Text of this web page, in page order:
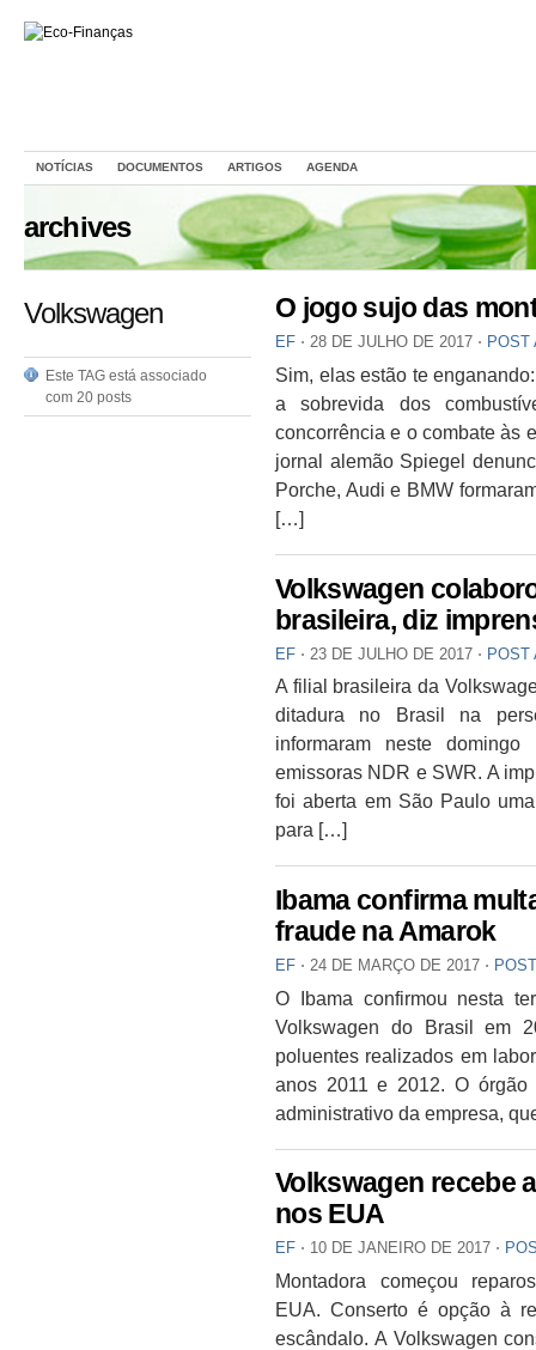
NOTÍCIAS DOCUMENTOS ARTIGOS AGENDA
archives
Volkswagen
Este TAG está associado
com 20 posts
O jogo sujo das
EF ⋅ 28 DE JULHO DE 2017 ⋅ POST
Sim, elas estão te
a sobrevida dos
concorrência e o combate às
jornal alemão Spiegel
Porche, Audi e BMW
[…]
Volkswagen
brasileira, diz
EF ⋅ 23 DE JULHO DE 2017 ⋅ POST
A filial brasileira da
ditadura no Brasil na
informaram neste
emissoras NDR e SWR. A
foi aberta em São Paulo
para […]
Ibama confirma
fraude na Amarok
EF ⋅ 24 DE MARÇO DE 2017 ⋅
O Ibama confirmou nesta
Volkswagen do Brasil em
poluentes realizados em
anos 2011 e 2012. O
administrativo da empresa,
Volkswagen recebe
nos EUA
EF ⋅ 10 DE JANEIRO DE 2017 ⋅
Montadora começou
EUA. Conserto é opção à
escândalo. A Volkswagen